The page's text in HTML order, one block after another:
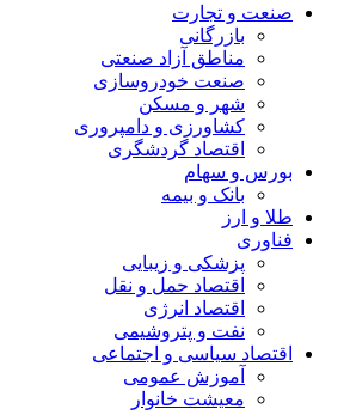
صنعت و تجارت
بازرگانی
مناطق آزاد صنعتی
صنعت خودروسازی
شهر و مسکن
کشاورزی و دامپروری
اقتصاد گردشگری
بورس و سهام
بانک و بیمه
طلا و ارز
فناوری
پزشکی و زیبایی
اقتصاد حمل و نقل
اقتصاد انرژی
نفت و پتروشیمی
اقتصاد سیاسی و اجتماعی
آموزش عمومی
معیشت خانوار